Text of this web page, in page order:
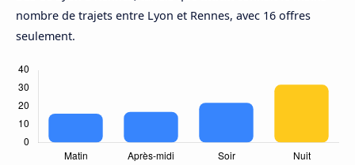
nombre de trajets entre Lyon et Rennes, avec 16 offres
seulement.